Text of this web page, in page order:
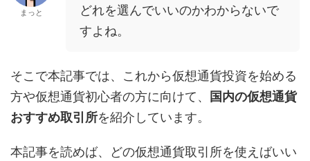
まっと
どれを選んでいいのかわからないで
すよね。
そこで本記事では、これから仮想通貨投資を始める
方や仮想通貨初心者の方に向けて、
国内の仮想通貨
おすすめ取引所を紹介しています。
本記事を読めば、どの仮想通貨取引所を使えばいい